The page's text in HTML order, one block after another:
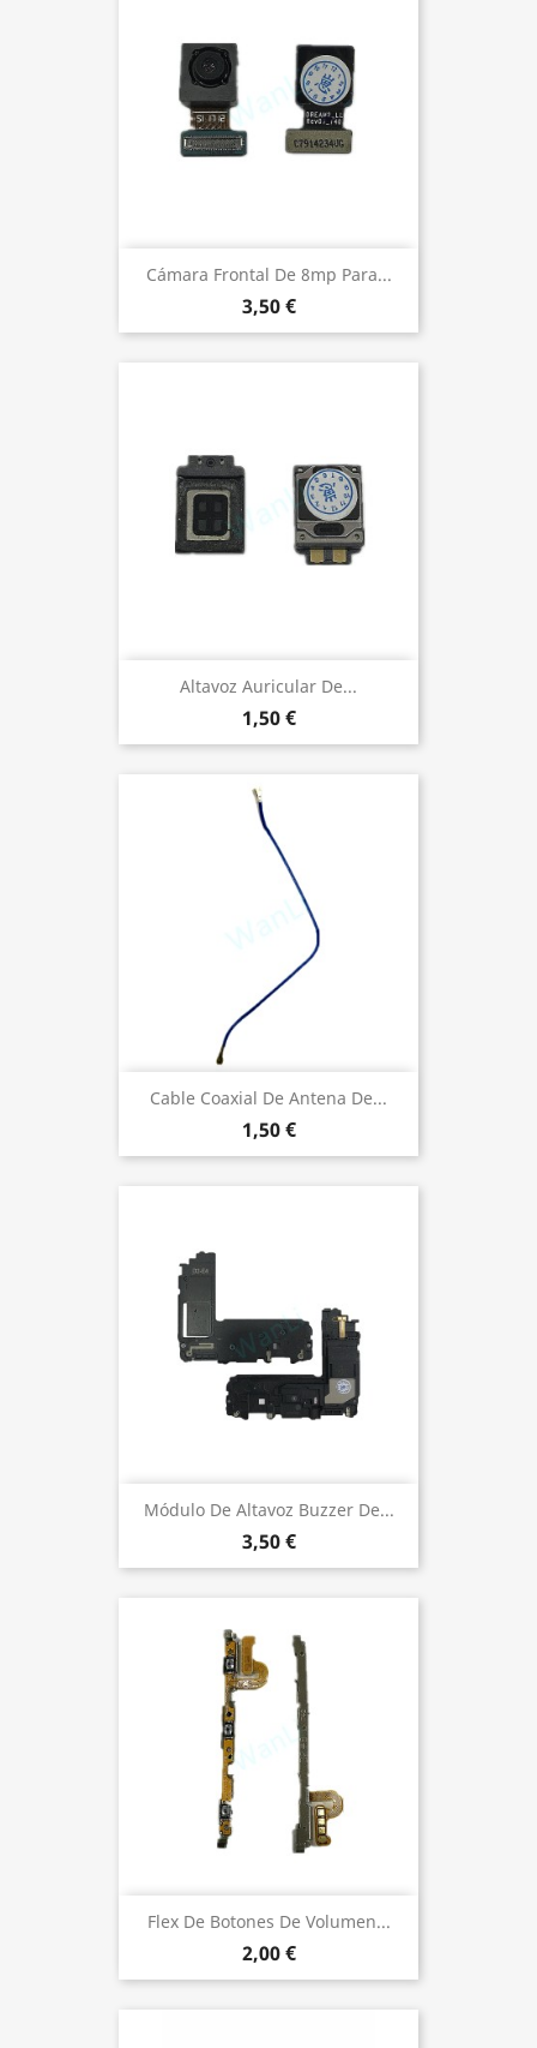
Cámara Frontal De 8mp Para...
3,50 €
Altavoz Auricular De...
1,50 €
Cable Coaxial De Antena De...
1,50 €
Módulo De Altavoz Buzzer De...
3,50 €
Flex De Botones De Volumen...
2,00 €